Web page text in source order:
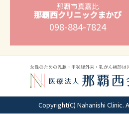
那覇市真嘉比
那覇西クリニックまかび
098-884-7824
Copyright(C) Nahanishi Clinic.